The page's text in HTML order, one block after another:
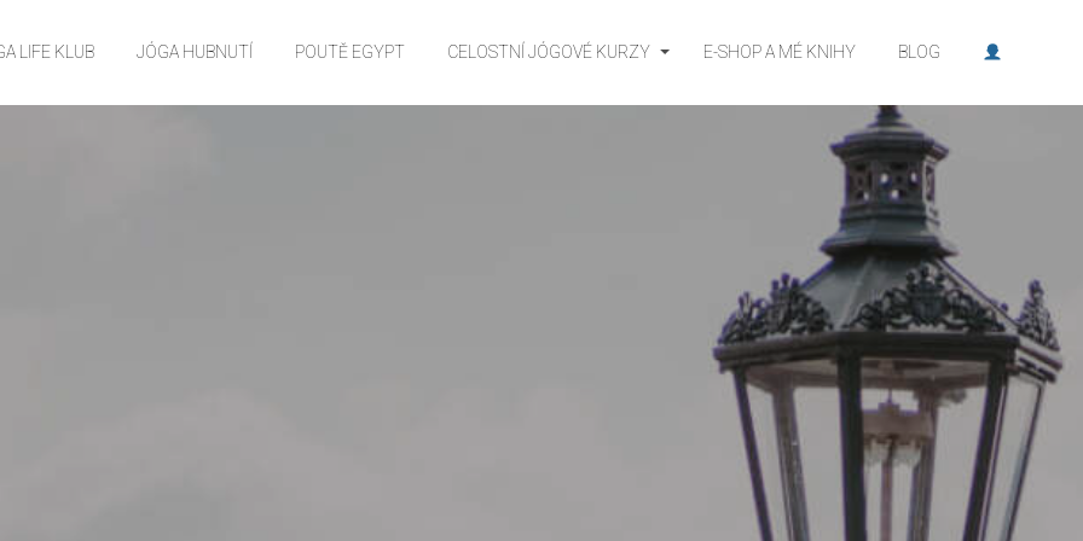
LIFE KLUB JÓGA HUBNUTÍ POUTĚ EGYPT CELOSTNÍ JÓGOVÉ KURZY E-SHOP A MÉ KNIHY BLOG